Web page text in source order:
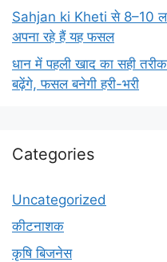
Sahjan ki Kheti से 8–10
अपना रहे हैं यह फसल
धान में पहली खाद का सही
बढ़ेंगे, फसल बनेगी हरी-भरी
Categories
Uncategorized
कीटनाशक
कृषि बिजनेस